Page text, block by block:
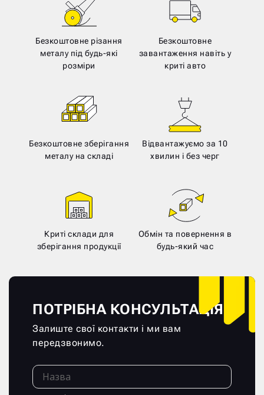
Безкоштовне різання
металу під будь-які
розміри
Безкоштовне
завантаження навіть у
криті авто
Безкоштовне зберігання
металу на складі
Відвантажуємо за 10
хвилин і без черг
Криті склади для
зберігання продукції
Обмін та повернення в
будь-який час
ПОТРІБНА КОНСУЛЬТАЦІЯ?
Залиште свої контакти і ми вам
передзвонимо.